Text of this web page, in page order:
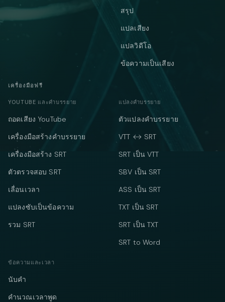
สรุป
แปลเสียง
แปลวิดีโอ
ข้อความเป็นเสียง
เครื่องมือฟรี
YOUTUBE และคำบรรยาย
ถอดเสียง YouTube
เครื่องมือสร้างคำบรรยาย
เครื่องมือสร้าง SRT
ตัวตรวจสอบ SRT
เลื่อนเวลา
แปลงซับเป็นข้อความ
รวม SRT
แปลงคำบรรยาย
ตัวแปลงคำบรรยาย
VTT ↔ SRT
SRT เป็น VTT
SBV เป็น SRT
ASS เป็น SRT
TXT เป็น SRT
SRT เป็น TXT
SRT to Word
ข้อความและเวลา
นับคำ
คำนวณเวลาพูด